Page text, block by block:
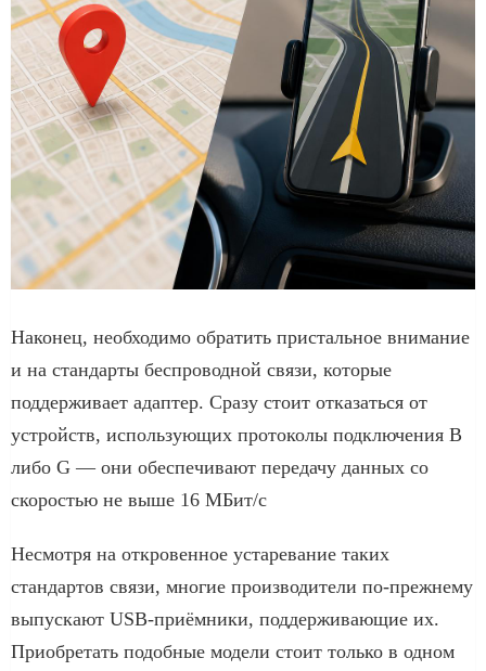
Наконец, необходимо обратить пристальное внимание
и на стандарты беспроводной связи, которые
поддерживает адаптер. Сразу стоит отказаться от
устройств, использующих протоколы подключения B
либо G — они обеспечивают передачу данных со
скоростью не выше 16 МБит/с
Несмотря на откровенное устаревание таких
стандартов связи, многие производители по-прежнему
выпускают USB-приёмники, поддерживающие их.
Приобретать подобные модели стоит только в одном